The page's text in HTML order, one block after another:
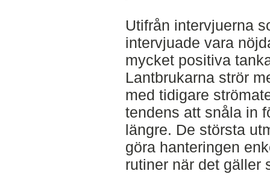
Utifrån intervjuerna
intervjuade vara
mycket positiva
Lantbrukarna strör
med tidigare
tendens att snåla in
längre. De största
göra hanteringen
rutiner när det gäller